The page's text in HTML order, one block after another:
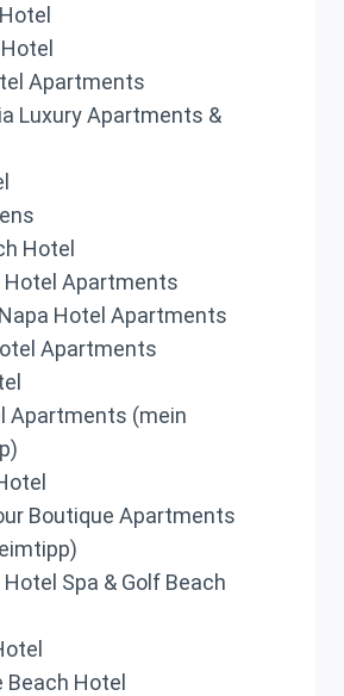
Apartments
Luxury Apartments &
Hotel
Hotel Apartments
Hotel Apartments
Apartments
Apartments (mein
Boutique Apartments
Hotel Spa & Golf Beach
Beach Hotel